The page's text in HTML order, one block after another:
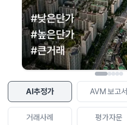
AI추정가 AVM 보고서
거래사례 평가자문